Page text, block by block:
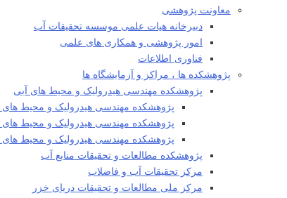
معاونت پژوهشی
دبیرخانه هیات علمی موسسه تحقیقات آب
امور پژوهشی و همکاری های علمی
فناوری اطلاعات
پژوهشکده ها ، مراکز و آزمایشگاه ها
پژوهشکده مهندسی هیدرولیک و محیط های آبی
پژوهشکده مهندسی هیدرولیک و محیط های
پژوهشکده مهندسی هیدرولیک و محیط های
پژوهشکده مهندسی هیدرولیک و محیط
پژوهشکده مطالعات و تحقیقات منابع آب
مرکز تحقیقات آب و فاضلاب
مرکز ملی مطالعات و تحقیقات دریای خزر